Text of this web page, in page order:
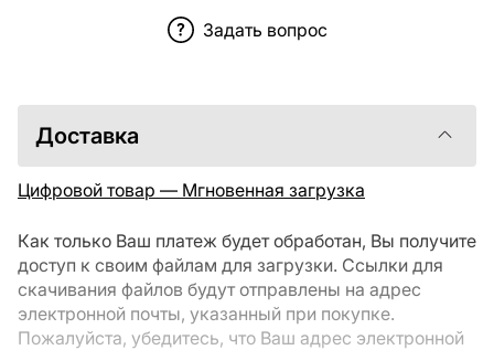
Задать вопрос
Доставка
Цифровой товар — Мгновенная загрузка
Как только Ваш платеж будет обработан, Вы получите
доступ к своим файлам для загрузки. Ссылки для
скачивания файлов будут отправлены на адрес
электронной почты, указанный при покупке.
Пожалуйста, убедитесь, что Ваш адрес электронной